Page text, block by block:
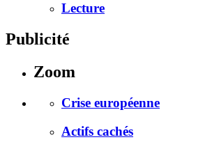
Lecture
Publicité
Zoom
Crise européenne
Actifs cachés